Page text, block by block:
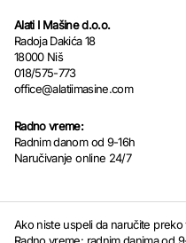
Alati I Mašine d.o.o.
Radoja Dakića 18
18000 Niš
018/575-773
office@alatiimasine.com
Radno vreme:
Radnim danom od 9-16h
Naručivanje online 24/7
Ako niste uspeli da naručite
Radno vreme: radnim danima od